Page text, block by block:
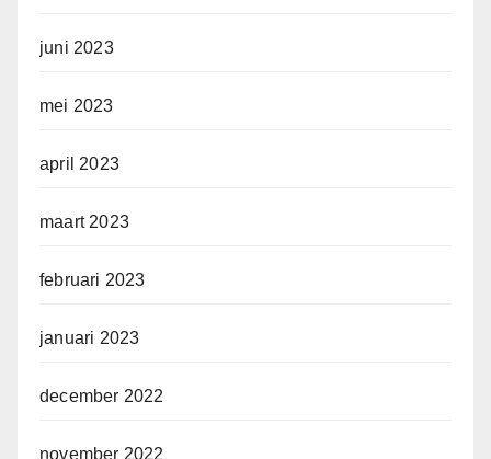
juni 2023
mei 2023
april 2023
maart 2023
februari 2023
januari 2023
december 2022
november 2022